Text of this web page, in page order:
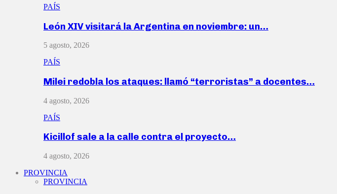
PAÍS
León XIV visitará la Argentina en noviembre: un…
5 agosto, 2026
PAÍS
Milei redobla los ataques: llamó “terroristas” a docentes…
4 agosto, 2026
PAÍS
Kicillof sale a la calle contra el proyecto…
4 agosto, 2026
PROVINCIA
PROVINCIA